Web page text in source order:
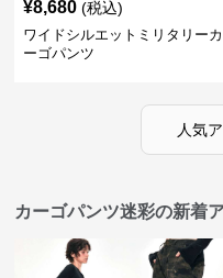
¥8,680 (税込)
ワイドシルエットミリタリーカ
ーゴパンツ
人気
カーゴパンツ迷彩の新着